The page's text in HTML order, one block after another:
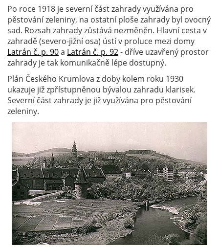
Po roce 1918 je severní část zahrady využívána pro
pěstování zeleniny, na ostatní ploše zahrady byl ovocný
sad. Rozsah zahrady zůstává nezměněn. Hlavní cesta v
zahradě (severo-jižní osa) ústí v proluce mezi domy
Latrán č. p. 90a Latrán č. p. 92- dříve uzavřený prostor
zahrady je tak komunikačně lépe dostupný.
Plán Českého Krumlova z doby kolem roku 1930
ukazuje již zpřístupněnou bývalou zahradu klarisek.
Severní část zahrady je již využívána pro pěstování
zeleniny.